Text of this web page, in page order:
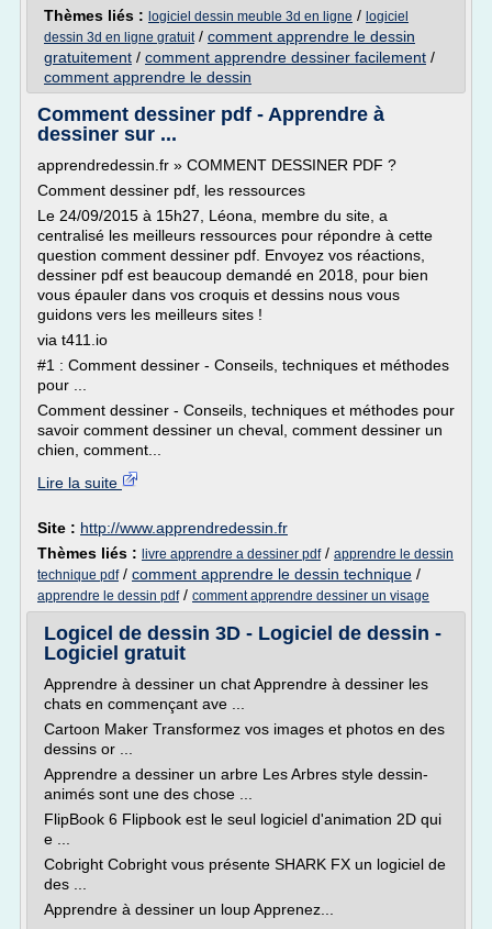
Thèmes liés : logiciel dessin meuble 3d en ligne / logiciel
dessin 3d en ligne gratuit/ comment apprendre le dessin
gratuitement / comment apprendre dessiner facilement /
comment apprendre le dessin
Comment dessiner pdf - Apprendre à
dessiner sur ...
apprendredessin.fr » COMMENT DESSINER PDF ?
Comment dessiner pdf, les ressources
Le 24/09/2015 à 15h27, Léona, membre du site, a
centralisé les meilleurs ressources pour répondre à cette
question comment dessiner pdf. Envoyez vos réactions,
dessiner pdf est beaucoup demandé en 2018, pour bien
vous épauler dans vos croquis et dessins nous vous
guidons vers les meilleurs sites !
via t411.io
#1 : Comment dessiner - Conseils, techniques et méthodes
pour ...
Comment dessiner - Conseils, techniques et méthodes pour
savoir comment dessiner un cheval, comment dessiner un
chien, comment...
Lire la suite
Site : http://www.apprendredessin.fr
Thèmes liés : livre apprendre a dessiner pdf/ apprendre le dessin
technique pdf/ comment apprendre le dessin technique /
apprendre le dessin pdf/ comment apprendre dessiner un visage
Logicel de dessin 3D - Logiciel de dessin -
Logiciel gratuit
Apprendre à dessiner un chat Apprendre à dessiner les
chats en commençant ave ...
Cartoon Maker Transformez vos images et photos en des
dessins or ...
Apprendre a dessiner un arbre Les Arbres style dessin-
animés sont une des chose ...
FlipBook 6 Flipbook est le seul logiciel d'animation 2D qui
e ...
Cobright Cobright vous présente SHARK FX un logiciel de
des ...
Apprendre à dessiner un loup Apprenez...